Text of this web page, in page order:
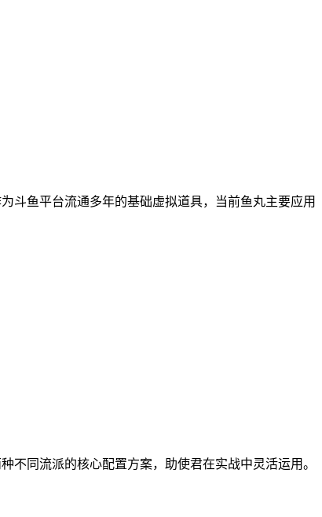
斗鱼平台流通多年的基础虚拟道具，当前鱼丸主要应用
不同流派的核心配置方案，助使君在实战中灵活运用。